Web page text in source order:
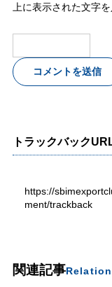
上に表示された文字
トラックバック
https://
ment/trackback
関連記事